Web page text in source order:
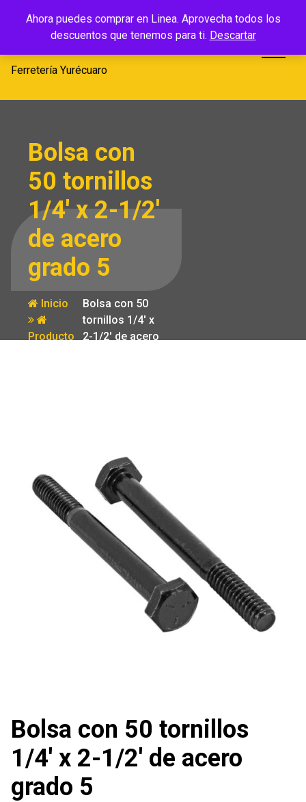
Ahora puedes comprar en Linea. Aprovecha todos los
descuentos que tenemos para ti. Descartar
Ferretería
Yurécuaro
Ferretería Yurécuaro
Bolsa con
50 tornillos
1/4′ x 2-1/2′
de acero
grado 5
Inicio
Producto
Bolsa con 50
tornillos 1/4′ x
2-1/2′ de acero
Bolsa con 50 tornillos
1/4′ x 2-1/2′ de acero
grado 5